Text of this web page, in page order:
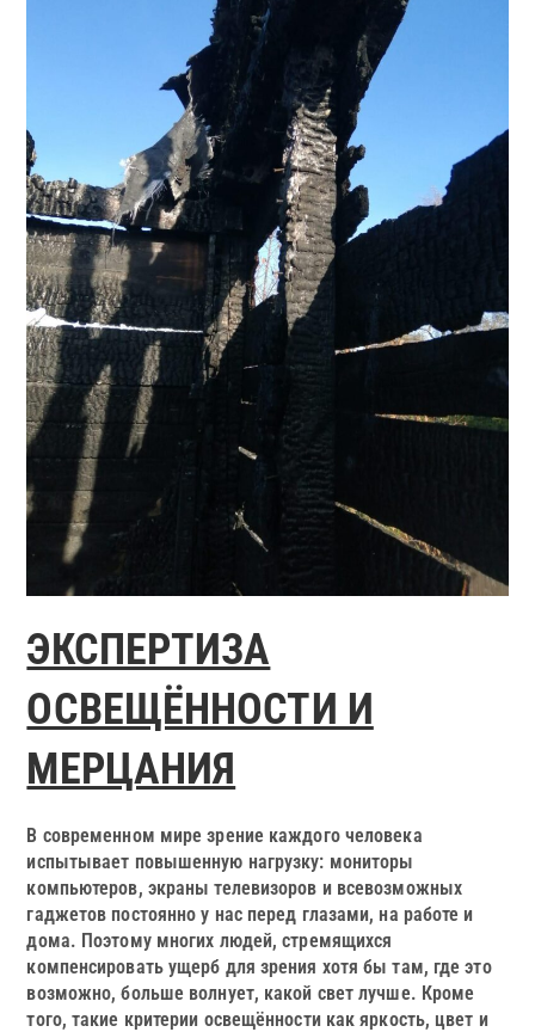
ЭКСПЕРТИЗА
ОСВЕЩЁННОСТИ И
МЕРЦАНИЯ
В современном мире зрение каждого человека
испытывает повышенную нагрузку: мониторы
компьютеров, экраны телевизоров и всевозможных
гаджетов постоянно у нас перед глазами, на работе и
дома. Поэтому многих людей, стремящихся
компенсировать ущерб для зрения хотя бы там, где это
возможно, больше волнует, какой свет лучше. Кроме
того, такие критерии освещённости как яркость, цвет и